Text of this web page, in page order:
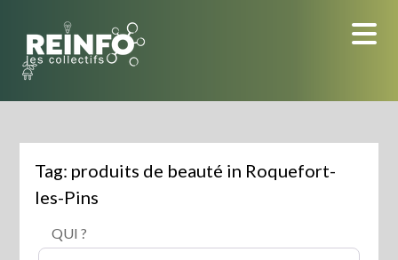
content
Tag: produits de beauté in Roquefort-
les-Pins
QUI ?